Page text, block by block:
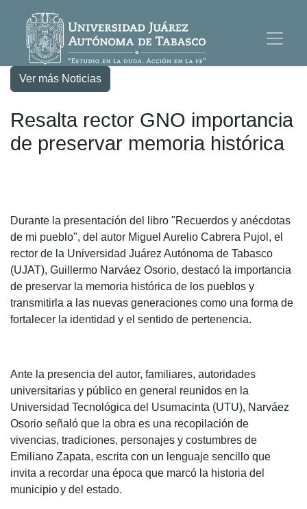
Ver más Noticias
Resalta rector GNO importancia
de preservar memoria histórica
Durante la presentación del libro "Recuerdos y anécdotas
de mi pueblo", del autor Miguel Aurelio Cabrera Pujol, el
rector de la Universidad Juárez Autónoma de Tabasco
(UJAT), Guillermo Narváez Osorio, destacó la importancia
de preservar la memoria histórica de los pueblos y
transmitirla a las nuevas generaciones como una forma de
fortalecer la identidad y el sentido de pertenencia.
Ante la presencia del autor, familiares, autoridades
universitarias y público en general reunidos en la
Universidad Tecnológica del Usumacinta (UTU), Narváez
Osorio señaló que la obra es una recopilación de
vivencias, tradiciones, personajes y costumbres de
Emiliano Zapata, escrita con un lenguaje sencillo que
invita a recordar una época que marcó la historia del
municipio y del estado.